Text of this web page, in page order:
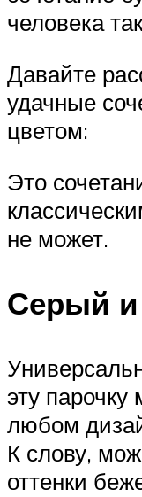
человека
Давайте
удачные
цветом:
Это
не может.
Серый
эту парочку
любом
К слову,
оттенки